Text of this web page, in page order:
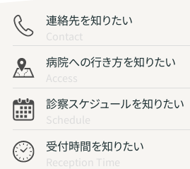
連絡先を知りたい
Contact
病院への行き方を知りたい
Access
診察スケジュールを知りたい
Schedule
受付時間を知りたい
Reception Time